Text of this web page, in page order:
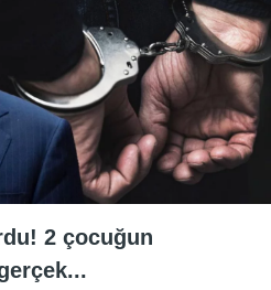
2 çocuğun